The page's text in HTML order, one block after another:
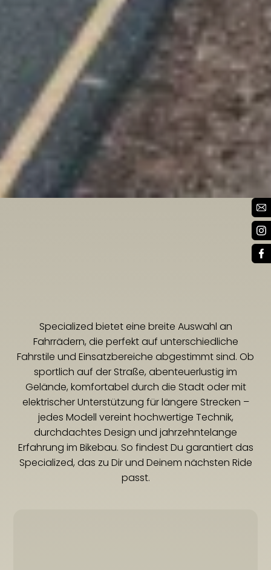
Specialized bietet eine breite Auswahl an
Fahrrädern, die perfekt auf unterschiedliche
Fahrstile und Einsatzbereiche abgestimmt sind. Ob
sportlich auf der Straße, abenteuerlustig im
Gelände, komfortabel durch die Stadt oder mit
elektrischer Unterstützung für längere Strecken –
jedes Modell vereint hochwertige Technik,
durchdachtes Design und jahrzehntelange
Erfahrung im Bikebau. So findest Du garantiert das
Specialized, das zu Dir und Deinem nächsten Ride
passt.